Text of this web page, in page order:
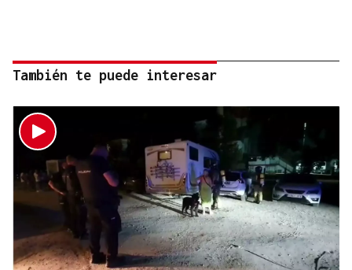
También te puede interesar